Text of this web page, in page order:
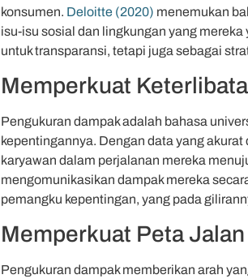
konsumen. Deloitte (2020) menemukan
isu-isu sosial dan lingkungan yang
untuk transparansi, tetapi juga sebagai
Memperkuat
Pengukuran dampak adalah bahasa
kepentingannya. Dengan data yang
karyawan dalam perjalanan mereka
mengomunikasikan dampak mereka
pemangku kepentingan, yang pada
Memperkuat Peta
Pengukuran dampak memberikan arah